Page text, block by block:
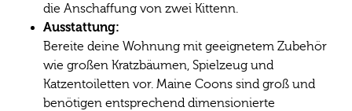
die Anschaffung von zwei Kittenn.
Ausstattung:
Bereite deine Wohnung mit geeignetem Zubehör
wie großen Kratzbäumen, Spielzeug und
Katzentoiletten vor. Maine Coons sind groß und
benötigen entsprechend dimensionierte